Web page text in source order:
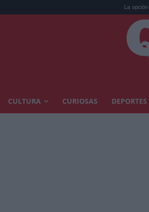
La opción de
CULTURA CURIOSAS DEPORTES